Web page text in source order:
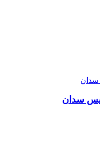
سدان